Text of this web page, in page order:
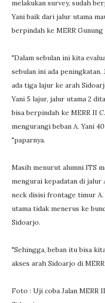
melakukan survey, sudah
Yani baik dari jalur utama
berpindah ke MERR Gunung
"Dalam sebulan ini kita
sebulan ini ada
ada tiga lajur ke arah
Yani 5 lajur, jalur utama 2
bisa berpindah ke MERR II
mengurangi beban A. Yani
"paparnya.
Masih menurut alumni ITS
mengurai kepadatan di jalur
neck disisi frontage timur A.
utama tidak menerus ke
Sidoarjo.
"Sehingga, beban itu bisa
akses arah Sidoarjo di
Foto : Uji coba Jalan MERR